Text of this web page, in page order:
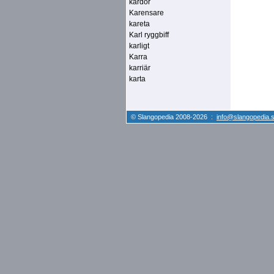
kardor
Karensare
kareta
Karl ryggbiff
karligt
Karra
karriär
karta
© Slangopedia 2008-2026 :